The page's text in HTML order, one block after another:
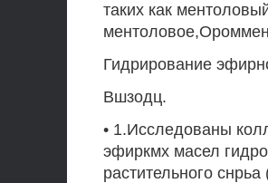
таких как
Гидрирование
Вшзодц.
• 1.Исследованы
эфиркмх масел
растительного